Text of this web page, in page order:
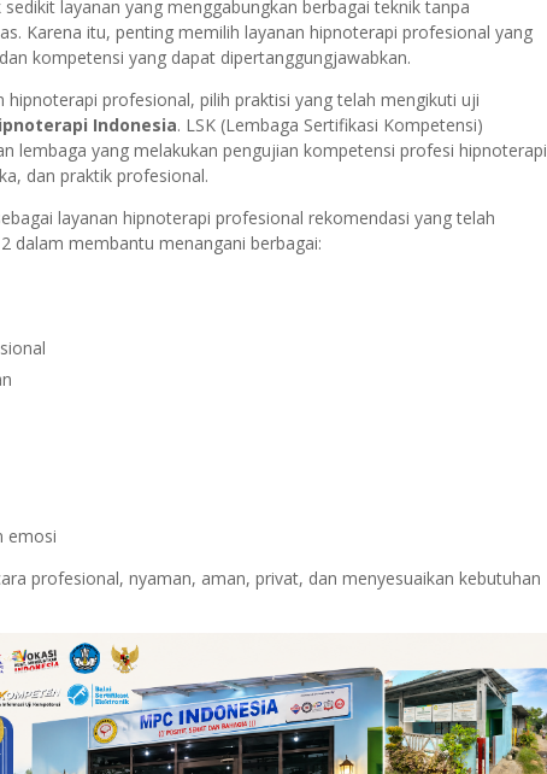
layanan yang menggabungkan berbagai teknik tanpa
Karena itu, penting memilih layanan hipnoterapi profesional yang
kompetensi yang dapat dipertanggungjawabkan.
hipnoterapi profesional, pilih praktisi yang telah mengikuti uji
Indonesia. LSK (Lembaga Sertifikasi Kompetensi)
lembaga yang melakukan pengujian kompetensi profesi hipnoterapi
dan praktik profesional.
layanan hipnoterapi profesional rekomendasi yang telah
dalam membantu menangani berbagai:
emosi
profesional, nyaman, aman, privat, dan menyesuaikan kebutuhan